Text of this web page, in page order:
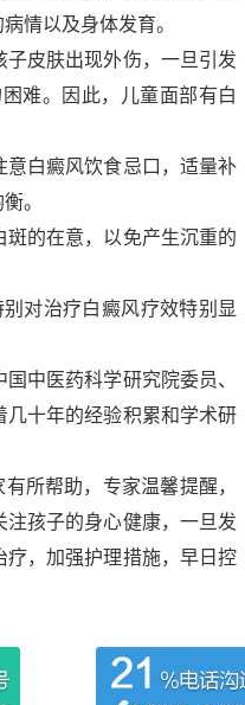
情以及身体发育。
皮肤出现外伤，一旦引发
难。因此，儿童面部有白
白癜风饮食忌口，适量补
。
的在意，以免产生沉重的
对治疗白癜风疗效特别显
中医药科学研究院委员、
几十年的经验积累和学术研
所帮助，专家温馨提醒，
孩子的身心健康，一旦发
，加强护理措施，早日控